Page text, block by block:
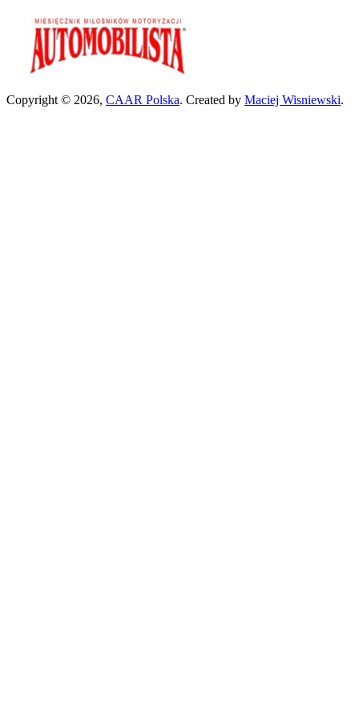
Copyright © 2026, CAAR Polska. Created by Maciej Wisniewski.